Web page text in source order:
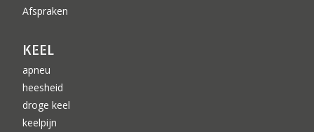
Afspraken
KEEL
apneu
heesheid
droge keel
keelpijn